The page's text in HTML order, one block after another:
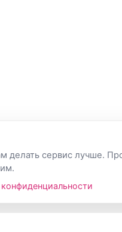
делать сервис лучше.